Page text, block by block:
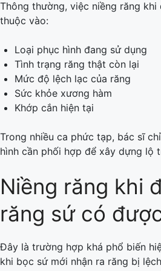
Thông thường, việc niềng răng khi
thuộc vào:
Loại phục hình đang sử dụng
Tình trạng răng thật còn lại
Mức độ lệch lạc của răng
Sức khỏe xương hàm
Khớp cắn hiện tại
Trong nhiều ca phức tạp, bác sĩ
hình cần phối hợp để xây dựng lộ
Niềng răng khi
răng sứ có
Đây là trường hợp khá phổ biến
khi bọc sứ mới nhận ra răng bị